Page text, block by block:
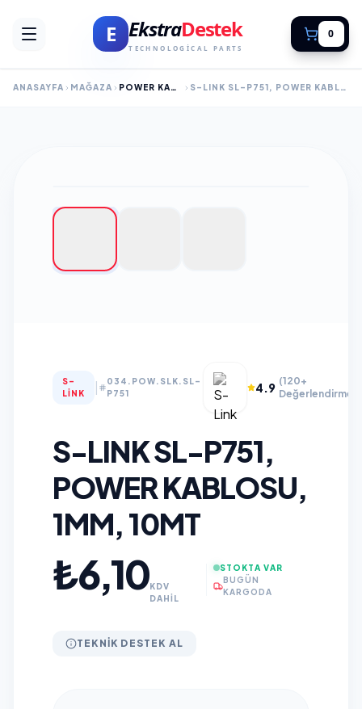
E EkstraDestek
TECHNOLOGICAL PARTS
0
ANASAYFA MAĞAZA POWER KABLOLARI S-LINK SL-P751, POWER KABLOSU, 1MM, 10MT
S-
LINK
034.POW.SLK.SL-
P751
4.9 (120+
Değerlendirme)
S-LINK SL-P751,
POWER KABLOSU,
1MM, 10MT
₺6,10KDV
DAHİL
STOKTA VAR
BUGÜN
KARGODA
TEKNIK DESTEK AL